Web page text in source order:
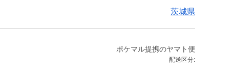
茨城県
ポケマル提携のヤマト便
配送区分: